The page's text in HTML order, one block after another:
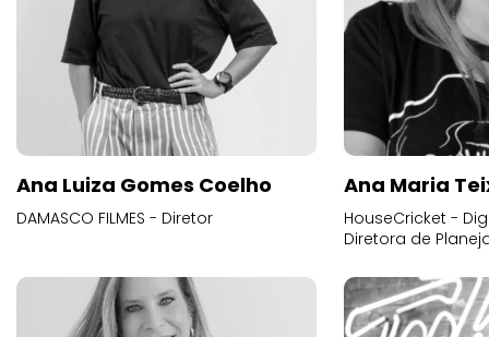
Ana Luiza Gomes Coelho
DAMASCO FILMES - Diretor
Ana Maria
HouseCricket -
Diretora de